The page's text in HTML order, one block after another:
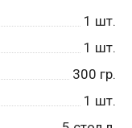
1 шт.
1 шт.
300 гр.
1 шт.